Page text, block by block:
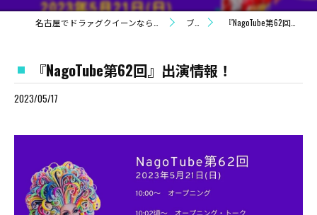
ブログ 『NagoTube第62回』出演情報！
『NagoTube第62回』出演情報！
2023/05/17